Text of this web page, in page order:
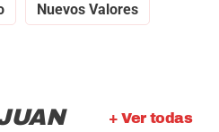
Nuevos Valores
+ Ver todas